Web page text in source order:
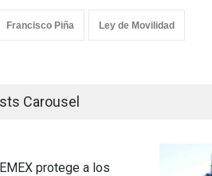
Francisco Piña Ley de Movilidad
Carousel
protege a los